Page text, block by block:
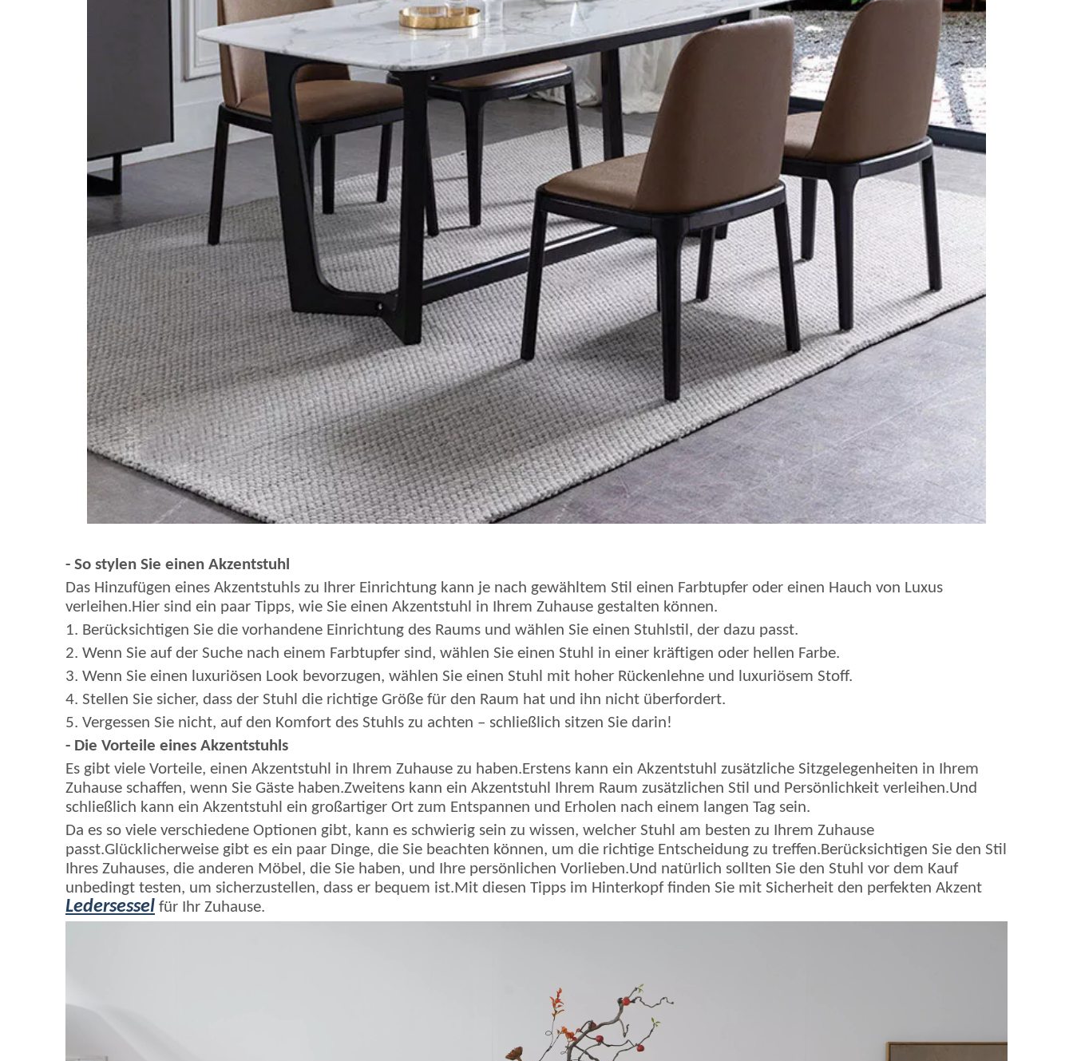
- So stylen Sie einen Akzentstuhl
Das Hinzufügen eines Akzentstuhls zu Ihrer Einrichtung kann je nach gewähltem Stil einen Farbtupfer oder einen Hauch von Luxus
verleihen.Hier sind ein paar Tipps, wie Sie einen Akzentstuhl in Ihrem Zuhause gestalten können.
1. Berücksichtigen Sie die vorhandene Einrichtung des Raums und wählen Sie einen Stuhlstil, der dazu passt.
2. Wenn Sie auf der Suche nach einem Farbtupfer sind, wählen Sie einen Stuhl in einer kräftigen oder hellen Farbe.
3. Wenn Sie einen luxuriösen Look bevorzugen, wählen Sie einen Stuhl mit hoher Rückenlehne und luxuriösem Stoff.
4. Stellen Sie sicher, dass der Stuhl die richtige Größe für den Raum hat und ihn nicht überfordert.
5. Vergessen Sie nicht, auf den Komfort des Stuhls zu achten – schließlich sitzen Sie darin!
- Die Vorteile eines Akzentstuhls
Es gibt viele Vorteile, einen Akzentstuhl in Ihrem Zuhause zu haben.Erstens kann ein Akzentstuhl zusätzliche Sitzgelegenheiten in Ihrem
Zuhause schaffen, wenn Sie Gäste haben.Zweitens kann ein Akzentstuhl Ihrem Raum zusätzlichen Stil und Persönlichkeit verleihen.Und
schließlich kann ein Akzentstuhl ein großartiger Ort zum Entspannen und Erholen nach einem langen Tag sein.
Da es so viele verschiedene Optionen gibt, kann es schwierig sein zu wissen, welcher Stuhl am besten zu Ihrem Zuhause
passt.Glücklicherweise gibt es ein paar Dinge, die Sie beachten können, um die richtige Entscheidung zu treffen.Berücksichtigen Sie den Stil
Ihres Zuhauses, die anderen Möbel, die Sie haben, und Ihre persönlichen Vorlieben.Und natürlich sollten Sie den Stuhl vor dem Kauf
unbedingt testen, um sicherzustellen, dass er bequem ist.Mit diesen Tipps im Hinterkopf finden Sie mit Sicherheit den perfekten Akzent
Ledersessel für Ihr Zuhause.